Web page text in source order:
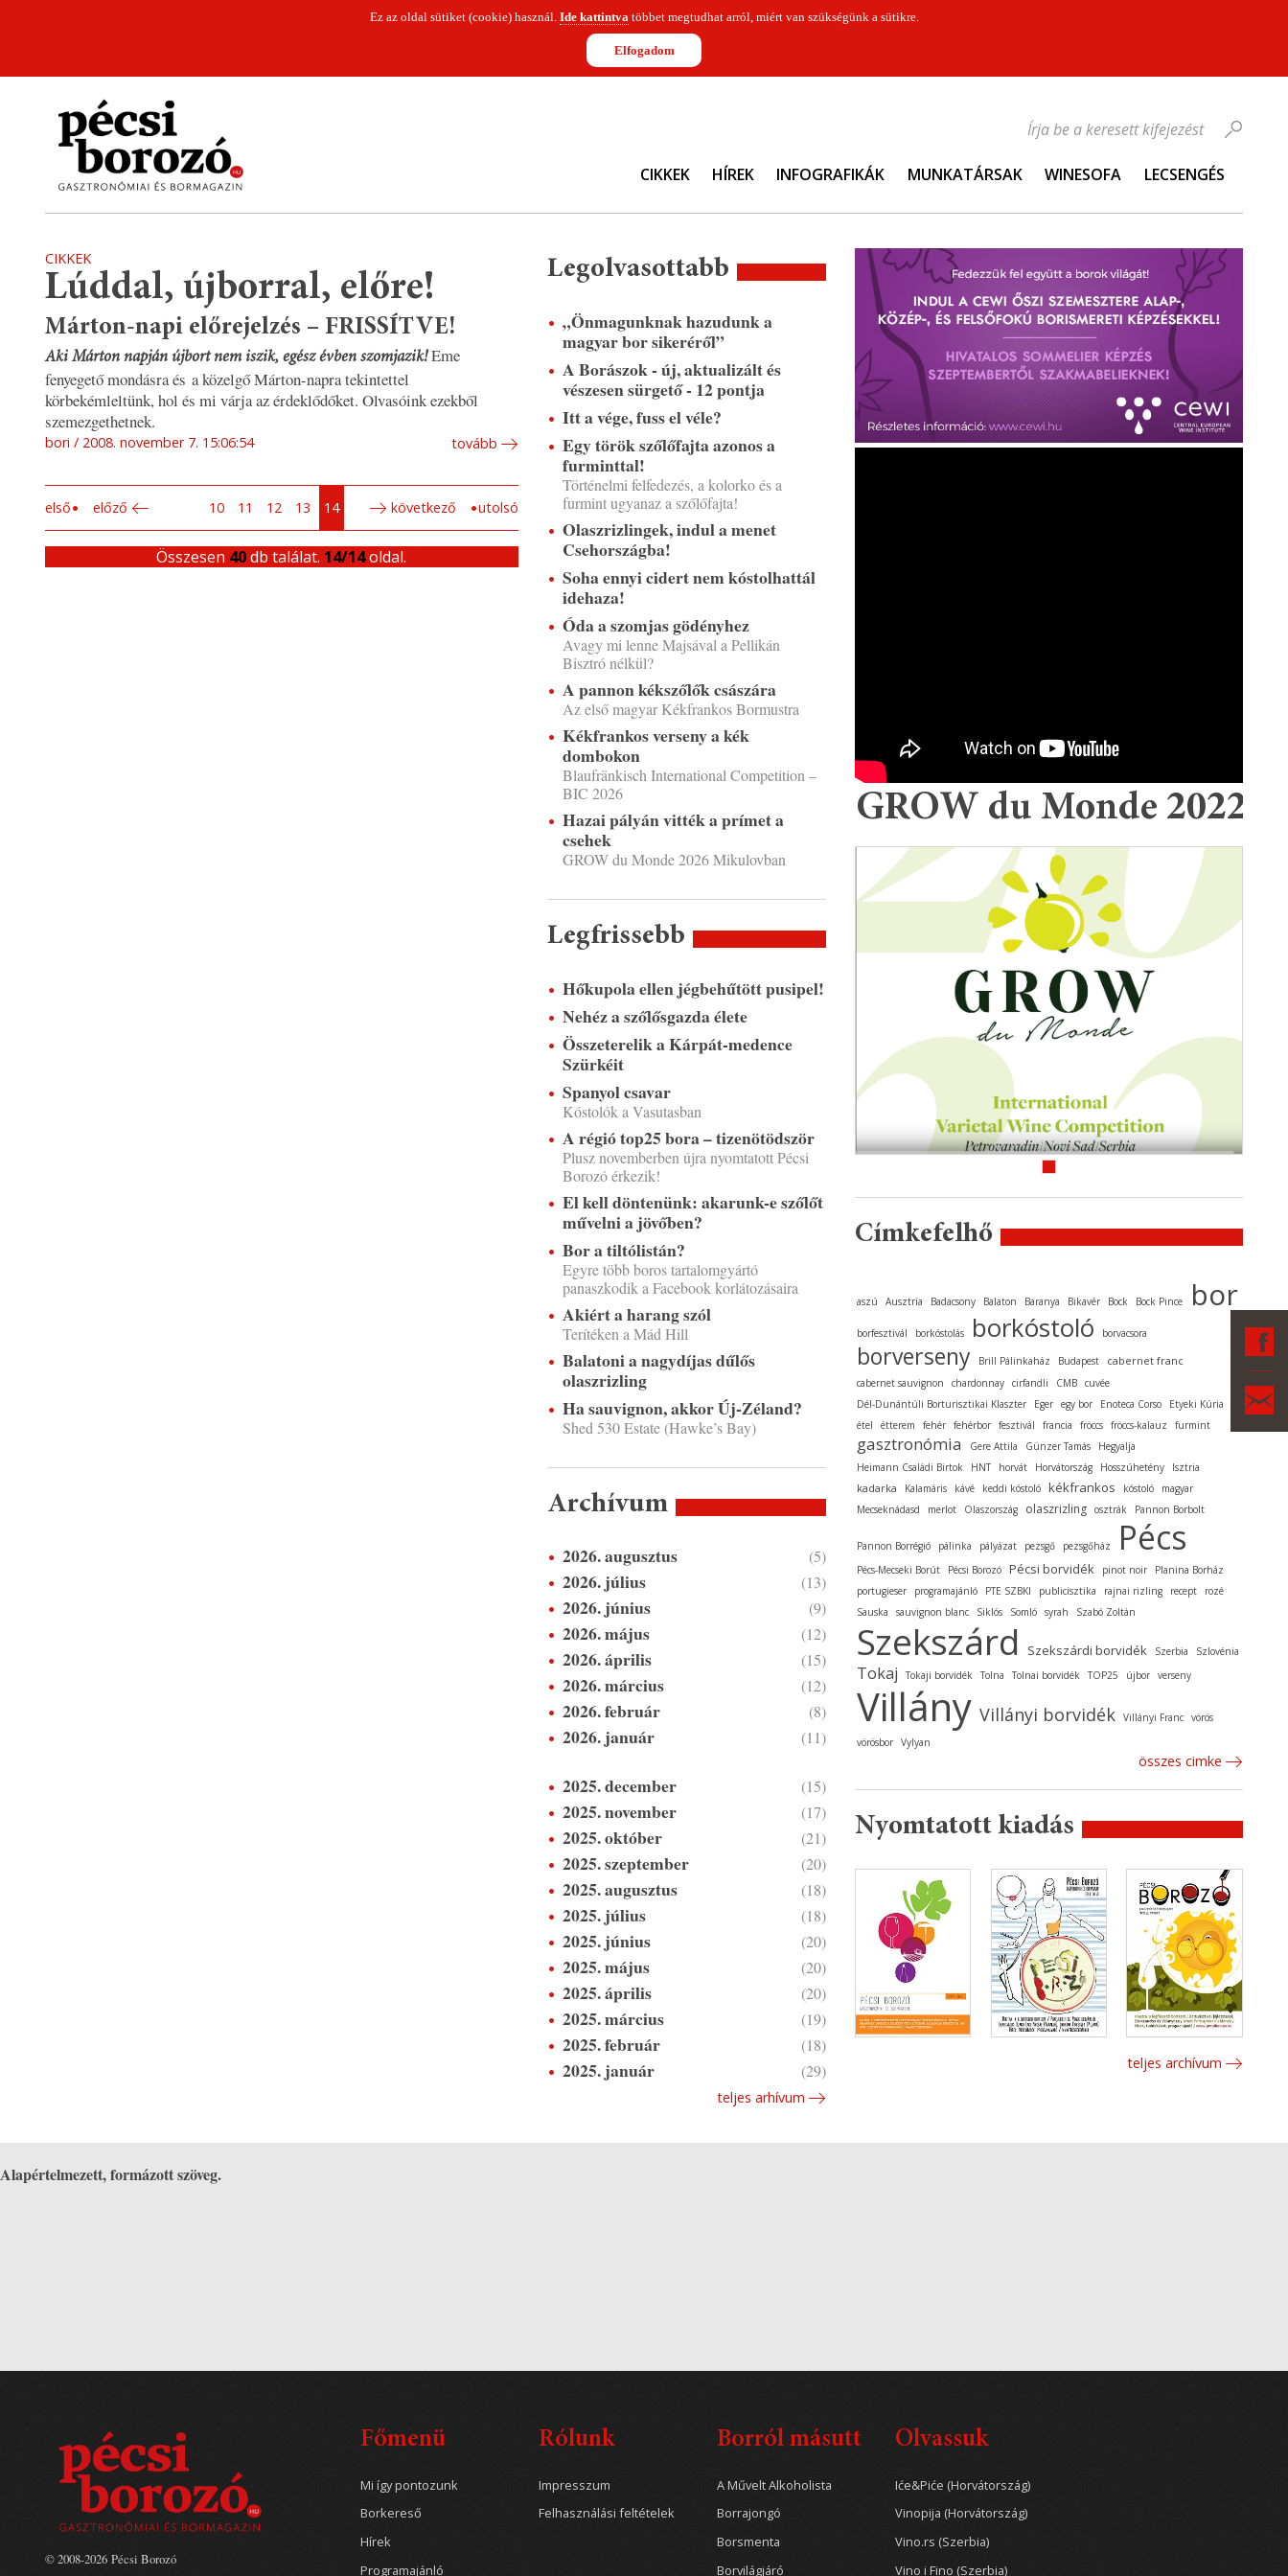
Ez az oldal sütiket (cookie) használ. Ide kattintvatöbbet megtudhat arról, miért van szükségünk a sütikre.
Elfogadom
CIKKEK HÍREK INFOGRAFIKÁK MUNKATÁRSAK WINESOFA LECSENGÉS
Írja be a keresett kifejezést
CIKKEK
Lúddal, újborral, előre!
Márton-napi előrejelzés – FRISSÍTVE!
Aki Márton napján újbort nem iszik, egész évben szomjazik! Eme
fenyegető mondásra és a közelgő Márton-napra tekintettel
körbekémleltünk, hol és mi várja az érdeklődőket. Olvasóink ezekből
szemezgethetnek.
bori 2008. november 7. 15:06:54 tovább
első előző 10 11 12 13 14 következő utolsó
Összesen 40db találat. 14/14oldal.
Legolvasottabb
„Önmagunknak hazudunk a
magyar bor sikeréről”
A Borászok - új, aktualizált és
vészesen sürgető - 12 pontja
Itt a vége, fuss el véle?
Egy török szőlőfajta azonos a
furminttal!
Történelmi felfedezés, a kolorko és a
furmint ugyanaz a szőlőfajta!
Olaszrizlingek, indul a menet
Csehországba!
Soha ennyi cidert nem kóstolhattál
idehaza!
Óda a szomjas gödényhez
Avagy mi lenne Majsával a Pellikán
Bisztró nélkül?
A pannon kékszőlők császára
Az első magyar Kékfrankos Bormustra
Kékfrankos verseny a kék
dombokon
Blaufränkisch International Competition –
BIC 2026
Hazai pályán vitték a prímet a
csehek
GROW du Monde 2026 Mikulovban
Legfrissebb
Hőkupola ellen jégbehűtött pusipel!
Nehéz a szőlősgazda élete
Összeterelik a Kárpát-medence
Szürkéit
Spanyol csavar
Kóstolók a Vasutasban
A régió top25 bora – tizenötödször
Plusz novemberben újra nyomtatott Pécsi
Borozó érkezik!
El kell döntenünk: akarunk-e szőlőt
művelni a jövőben?
Bor a tiltólistán?
Egyre több boros tartalomgyártó
panaszkodik a Facebook korlátozásaira
Akiért a harang szól
Terítéken a Mád Hill
Balatoni a nagydíjas dűlős
olaszrizling
Ha sauvignon, akkor Új-Zéland?
Shed 530 Estate (Hawke’s Bay)
Archívum
2026. augusztus (5)
2026. július (13)
2026. június (9)
2026. május (12)
2026. április (15)
2026. március (12)
2026. február (8)
2026. január (11)
2025. december (15)
2025. november (17)
2025. október (21)
2025. szeptember (20)
2025. augusztus (18)
2025. július (18)
2025. június (20)
2025. május (20)
2025. április (20)
2025. március (19)
2025. február (18)
2025. január (29)
teljes arhívum
GROW du Monde 2022
Címkefelhő
aszú Ausztria Badacsony Balaton Baranya Bikavér Bock Bock Pince bor
borfesztivál borkóstolás borkóstoló borvacsora
borverseny Brill Pálinkaház Budapest cabernet franc
cabernet sauvignon chardonnay cirfandli CMB cuvée
Dél-Dunántúli Borturisztikai Klaszter
Eger egy bor Enoteca Corso
Etyeki Kúria
étel
étterem fehér fehérbor fesztivál francia fröccs fröccs-kalauz furmint
gasztronómia Gere Attila Günzer Tamás
Hegyalja
Heimann Családi Birtok
HNT horvát Horvátország Hosszúhetény Isztria
kadarka Kalamáris kávé keddi kóstoló kékfrankos kóstoló
magyar
Mecseknádasd
merlot Olaszország olaszrizling osztrák Pannon Borbolt
Pannon Borrégió pálinka pályázat pezsgő pezsgőház Pécs
Pécs-Mecseki Borút Pécsi Borozó Pécsi borvidék pinot noir
Planina Borház
portugieser
programajánló PTE SZBKI publicisztika rajnai rizling recept
rozé
Sauska
sauvignon blanc Siklós Somló syrah Szabó Zoltán
Szekszárd Szekszárdi borvidék Szerbia Szlovénia
Tokaj Tokaji borvidék Tolna Tolnai borvidék TOP25 újbor verseny
Villány Villányi borvidék Villányi Franc vörös
vörösbor Vylyan
összes cimke
Nyomtatott kiadás
teljes archívum
Alapértelmezett, formázott szöveg.
Főmenü
Mi így pontozunk
Borkereső
Hírek
Programajánló
Rólunk
Impresszum
Felhasználási feltételek
Borról másutt
A Művelt Alkoholista
Borrajongó
Borsmenta
Borvilágjáró
Olvassuk
Iće&Piće (Horvátország)
Vinopija (Horvátország)
Vino.rs (Szerbia)
Vino i Fino (Szerbia)
© 2008-2026 Pécsi Borozó